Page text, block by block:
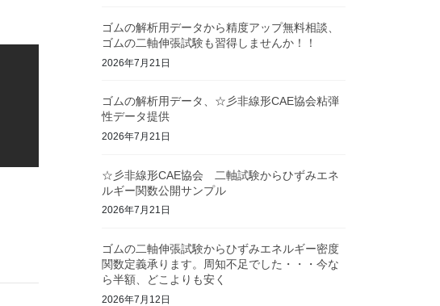
ゴムの解析用データから精度アップ無料相談、
ゴムの二軸伸張試験も習得しませんか！！
2026年7月21日
ゴムの解析用データ、☆彡非線形CAE協会粘弾
性データ提供
2026年7月21日
☆彡非線形CAE協会 二軸試験からひずみエネ
ルギー関数公開サンプル
2026年7月21日
ゴムの二軸伸張試験からひずみエネルギー密度
関数定義承ります。周知不足でした・・・今な
ら半額、どこよりも安く
2026年7月12日